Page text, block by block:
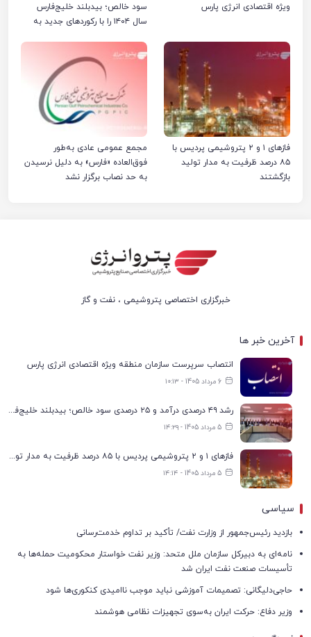
ویژه اقتصادی انرژی پارس
سود خالص؛ بیدبلند خلیج‌فارس
سال ۱۴۰۴ را با رکوردهای جدید به
فازهای ۱ و ۲ پتروشیمی پردیس با
۸۵ درصد ظرفیت به مدار تولید
بازگشتند
مجمع عمومی عادی به‌طور
فوق‌العاده «فارس» به دلیل نرسیدن
به حد نصاب برگزار نشد
خبرگزاری اختصاصی پتروشیمی ، نفت و گاز
آخرین خبر ها
انتصاب سرپرست سازمان منطقه ویژه اقتصادی انرژی پارس
6 مرداد 1405 - ۱۰:۱۳
رشد ۴۹ درصدی درآمد و ۲۵ درصدی سود خالص؛ بیدبلند خلیج‌فارس سال ۱۴۰۴ را با رکوردهای جدید به پایان رساند
5 مرداد 1405 - ۱۴:۲۹
فازهای ۱ و ۲ پتروشیمی پردیس با ۸۵ درصد ظرفیت به مدار تولید بازگشتند
5 مرداد 1405 - ۱۴:۱۴
سیاسی
بازدید رئیس‌جمهور از وزارت نفت/ تأکید بر تداوم خدمت‌رسانی
نامه‌ای به دبیرکل سازمان ملل متحد: وزیر نفت خواستار محکومیت حمله‌ها به
تأسیسات صنعت نفت ایران شد
حاجی‌دلیگانی: تصمیمات آموزشی نباید موجب ناامیدی کنکوری‌ها شود
وزیر دفاع: حرکت ایران به‌سوی تجهیزات نظامی هوشمند